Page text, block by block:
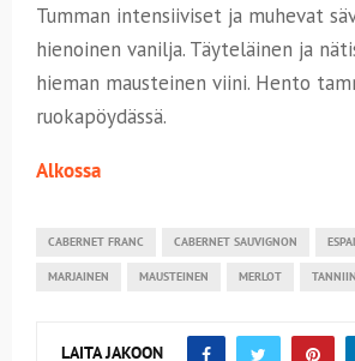
Tumman intensiiviset ja muhevat
hienoinen vanilja. Täyteläinen ja
hieman mausteinen viini. Hento
ruokapöydässä.
Alkossa
CABERNET FRANC CABERNET SAUVIGNON
MARJAINEN MAUSTEINEN MERLOT
LAITA JAKOON